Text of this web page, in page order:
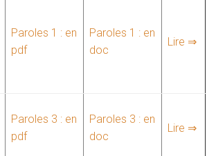
Paroles 1 : en
pdf
Paroles 1 : en
doc
Lire ⇒
Paroles 3 : en
pdf
Paroles 3 : en
doc
Lire ⇒